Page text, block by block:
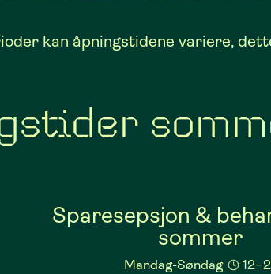
kan åpningstidene variere,
Sparesepsjon &
sommer
Mandag-Søndag